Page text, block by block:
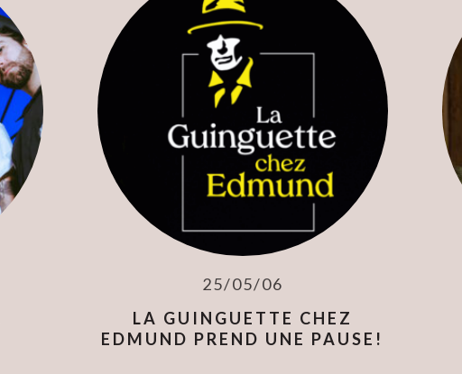
25/05/06
LA GUINGUETTE CHEZ
EDMUND PREND UNE PAUSE!